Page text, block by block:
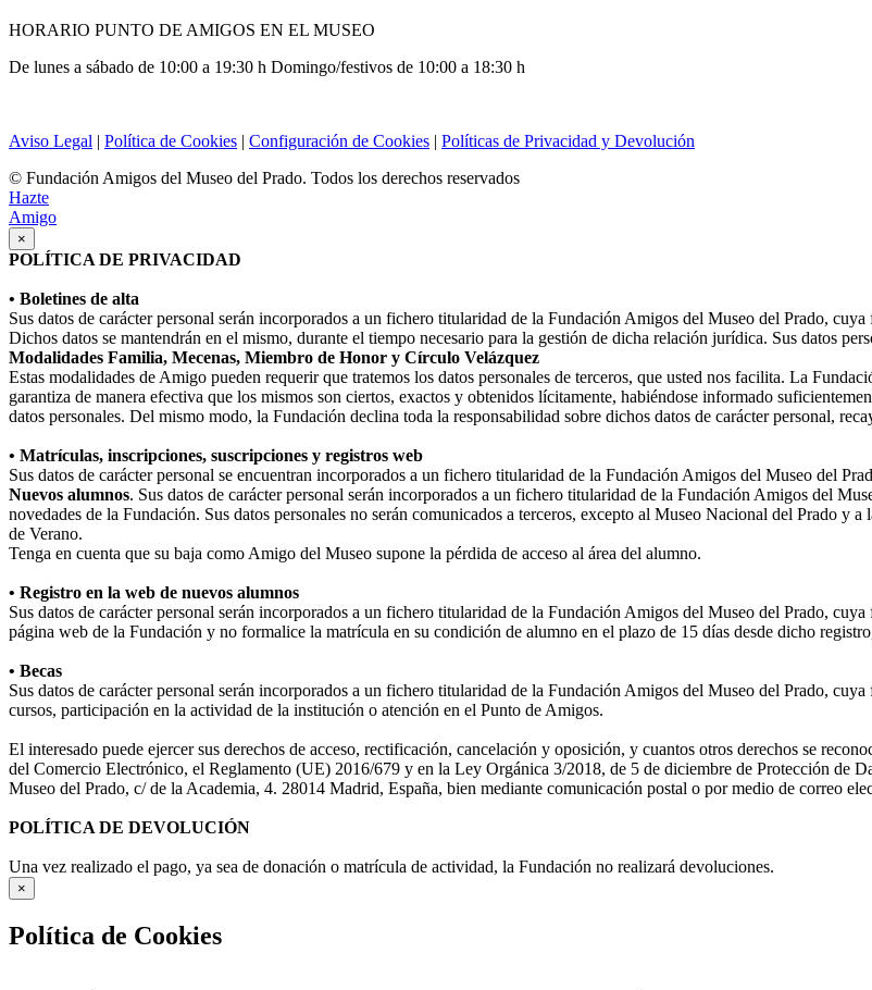
HORARIO PUNTO DE AMIGOS EN EL MUSEO
De lunes a sábado de 10:00 a 19:30 h Domingo/festivos de 10:00 a 18:30 h
Aviso Legal | Política de Cookies | Configuración de Cookies | Políticas de Privacidad y Devolución
© Fundación Amigos del Museo del Prado. Todos los derechos reservados
Hazte
Amigo
×
POLÍTICA DE PRIVACIDAD
• Boletines de alta
Sus datos de carácter personal serán incorporados a un fichero titularidad de la Fundación Amigos del Museo del Prado,
Dichos datos se mantendrán en el mismo, durante el tiempo necesario para la gestión de dicha relación jurídica. Sus datos
Modalidades Familia, Mecenas, Miembro de Honor y Círculo Velázquez
Estas modalidades de Amigo pueden requerir que tratemos los datos personales de terceros, que usted nos facilita. La
garantiza de manera efectiva que los mismos son ciertos, exactos y obtenidos lícitamente, habiéndose informado
datos personales. Del mismo modo, la Fundación declina toda la responsabilidad sobre dichos datos de carácter personal,
• Matrículas, inscripciones, suscripciones y registros web
Sus datos de carácter personal se encuentran incorporados a un fichero titularidad de la Fundación Amigos del Museo del
Nuevos alumnos. Sus datos de carácter personal serán incorporados a un fichero titularidad de la Fundación Amigos del
novedades de la Fundación. Sus datos personales no serán comunicados a terceros, excepto al Museo Nacional del Prado
de Verano.
Tenga en cuenta que su baja como Amigo del Museo supone la pérdida de acceso al área del alumno.
• Registro en la web de nuevos alumnos
Sus datos de carácter personal serán incorporados a un fichero titularidad de la Fundación Amigos del Museo del Prado,
página web de la Fundación y no formalice la matrícula en su condición de alumno en el plazo de 15 días desde dicho
• Becas
Sus datos de carácter personal serán incorporados a un fichero titularidad de la Fundación Amigos del Museo del Prado,
cursos, participación en la actividad de la institución o atención en el Punto de Amigos.
El interesado puede ejercer sus derechos de acceso, rectificación, cancelación y oposición, y cuantos otros derechos se
del Comercio Electrónico, el Reglamento (UE) 2016/679 y en la Ley Orgánica 3/2018, de 5 de diciembre de Protección de
Museo del Prado, c/ de la Academia, 4. 28014 Madrid, España, bien mediante comunicación postal o por medio de correo
POLÍTICA DE DEVOLUCIÓN
Una vez realizado el pago, ya sea de donación o matrícula de actividad, la Fundación no realizará devoluciones.
×
Política de Cookies